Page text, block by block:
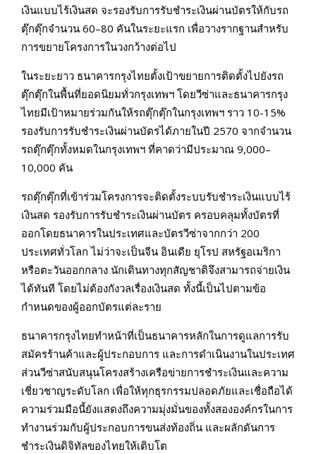
เงินแบบไร้เงินสด จะรองรับการรับชำระเงินผ่านบัตรให้กับรถ
ตุ๊กตุ๊กจำนวน 60–80 คันในระยะแรก เพื่อวางรากฐานสำหรับ
การขยายโครงการในวงกว้างต่อไป
ในระยะยาว ธนาคารกรุงไทยตั้งเป้าขยายการติดตั้งไปยังรถ
ตุ๊กตุ๊กในพื้นที่ยอดนิยมทั่วกรุงเทพฯ โดยวีซ่าและธนาคารกรุง
ไทยมีเป้าหมายร่วมกันให้รถตุ๊กตุ๊กในกรุงเทพฯ ราว 10-15%
รองรับการรับชำระเงินผ่านบัตรได้ภายในปี 2570 จากจำนวน
รถตุ๊กตุ๊กทั้งหมดในกรุงเทพฯ ที่คาดว่ามีประมาณ 9,000–
10,000 คัน
รถตุ๊กตุ๊กที่เข้าร่วมโครงการจะติดตั้งระบบรับชำระเงินแบบไร้
เงินสด รองรับการรับชำระเงินผ่านบัตร ครอบคลุมทั้งบัตรที่
ออกโดยธนาคารในประเทศและบัตรวีซ่าจากกว่า 200
ประเทศทั่วโลก ไม่ว่าจะเป็นจีน อินเดีย ยุโรป สหรัฐอเมริกา
หรือตะวันออกกลาง นักเดินทางทุกสัญชาติจึงสามารถจ่ายเงิน
ได้ทันที โดยไม่ต้องกังวลเรื่องเงินสด ทั้งนี้เป็นไปตามข้อ
กำหนดของผู้ออกบัตรแต่ละราย
ธนาคารกรุงไทยทำหน้าที่เป็นธนาคารหลักในการดูแลการรับ
สมัครร้านค้าและผู้ประกอบการ และการดำเนินงานในประเทศ
ส่วนวีซ่าสนับสนุนโครงสร้างเครือข่ายการชำระเงินและความ
เชี่ยวชาญระดับโลก เพื่อให้ทุกธุรกรรมปลอดภัยและเชื่อถือได้
ความร่วมมือนี้ยังแสดงถึงความมุ่งมั่นของทั้งสององค์กรในการ
ทำงานร่วมกับผู้ประกอบการขนส่งท้องถิ่น และผลักดันการ
ชำระเงินดิจิทัลของไทยให้เติบโต